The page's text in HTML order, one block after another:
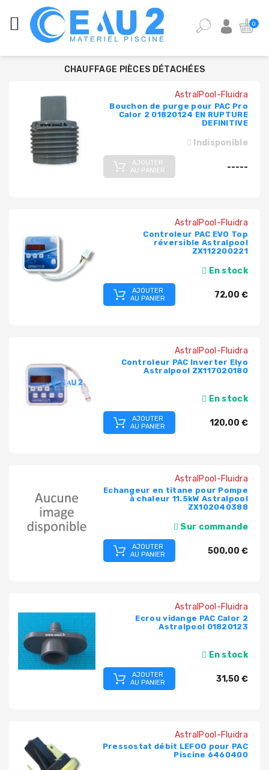
CATÉGORIES
PISCINE
ÉQUIPEMENT
PISCINE
PIÈCES
PIÈCES
SCELLER
TUBES
TRAITEMENT
SAUNA-
0
CHAUFFAGE PIÈCES DÉTACHÉES
AstralPool-Fluidra
Bouchon de purge pour PAC Pro
Calor 2 01820124 EN RUPTURE
DEFINITIVE
Indisponible
-----
AJOUTER
AU PANIER
AstralPool-Fluidra
Controleur PAC EVO Top
réversible Astralpool
ZX112200221
En stock
72,00 €
AJOUTER
AU PANIER
AstralPool-Fluidra
Controleur PAC Inverter Elyo
Astralpool ZX117020180
En stock
120,00 €
AJOUTER
AU PANIER
AstralPool-Fluidra
Echangeur en titane pour Pompe
à chaleur 11.5kW Astralpool
ZX102040388
Sur commande
500,00 €
AJOUTER
AU PANIER
AstralPool-Fluidra
Ecrou vidange PAC Calor 2
Astralpool 01820123
En stock
31,50 €
AJOUTER
AU PANIER
AstralPool-Fluidra
Pressostat débit LEFOO pour PAC
Piscine 6460400